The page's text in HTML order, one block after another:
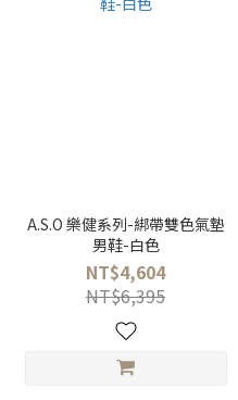
A.S.O 樂健系列-綁帶雙色氣墊
男鞋-白色
NT$4,604
NT$6,395